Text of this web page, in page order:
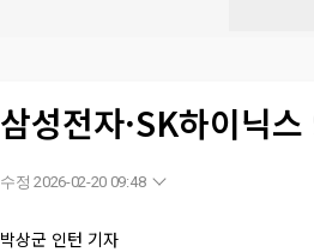
삼성전자·SK하이닉
수정 2026-02-20 09:48
박상군 인턴 기자